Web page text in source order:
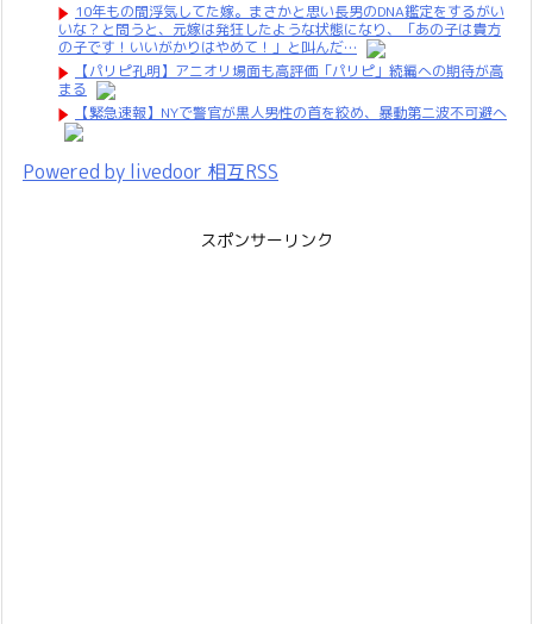
10年もの間浮気してた嫁。まさかと思い長男のDNA鑑定をするがい
いな？と問うと、元嫁は発狂したような状態になり、「あの子は貴方
の子です！いいがかりはやめて！」と叫んだ…
【パリピ孔明】アニオリ場面も高評価「パリピ」続編への期待が高
まる
【緊急速報】NYで警官が黒人男性の首を絞め、暴動第二波不可避へ
Powered by livedoor 相互RSS
スポンサーリンク